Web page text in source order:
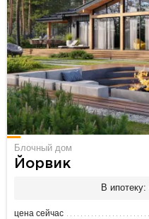
Блочный дом
Йорвик
В ипотеку:
цена сейчас